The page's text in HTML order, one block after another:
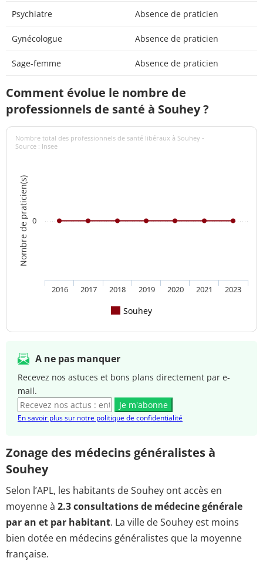
Psychiatre Absence de praticien
Gynécologue Absence de praticien
Sage-femme Absence de praticien
Comment évolue le nombre de
professionnels de santé à Souhey ?
Nombre de praticien(s)
Nombre total des professionnels de santé libéraux à Souhey -
Source : Insee
Souhey
2016 2017 2018 2019 2020 2021 2023
0
A ne pas manquer
Recevez nos astuces et bons plans directement par e-
mail.
Je m'abonne
En savoir plus sur notre politique de confidentialité
Zonage des médecins généralistes à
Souhey
Selon l’APL, les habitants de Souhey ont accès en
moyenne à 2.3 consultations de médecine générale
par an et par habitant. La ville de Souhey est moins
bien dotée en médecins généralistes que la moyenne
française.